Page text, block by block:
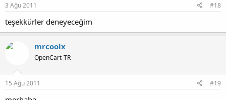
3 Ağu 2011 #18
teşekkürler deneyeceğim
mrcoolx
OpenCart-TR
15 Ağu 2011 #19